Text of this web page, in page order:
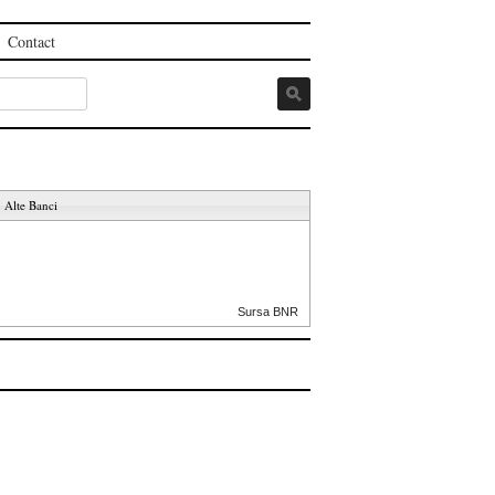
Contact
Alte Banci
Sursa BNR